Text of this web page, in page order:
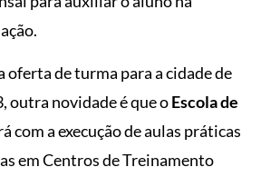
oferta de turma para a cidade de
outra novidade é que oEscola de
com a execução de aulas práticas
em Centros de Treinamento